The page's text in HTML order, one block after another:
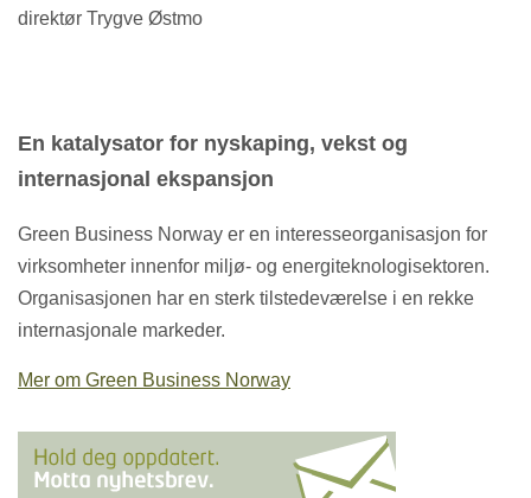
direktør Trygve Østmo
En katalysator for nyskaping, vekst og
internasjonal ekspansjon
Green Business Norway er en interesseorganisasjon for
virksomheter innenfor miljø- og energiteknologisektoren.
Organisasjonen har en sterk tilstedeværelse i en rekke
internasjonale markeder.
Mer om Green Business Norway